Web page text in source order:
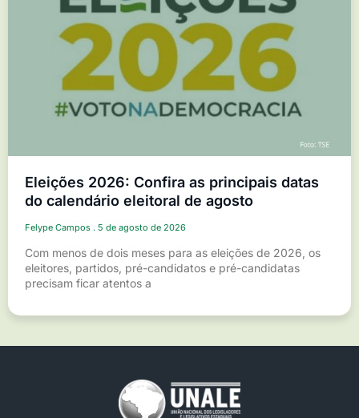
Eleições 2026: Confira as principais datas
do calendário eleitoral de agosto
Felype Campos 5 de agosto de 2026
Com menos de dois meses para as eleições de 2026, os
eleitores, partidos, pré-candidatos e pré-candidatas
precisam ficar atentos a